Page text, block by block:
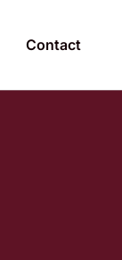
Contact